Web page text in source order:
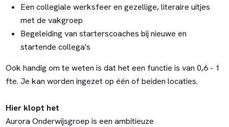
Een collegiale werksfeer en gezellige, literaire uitjes
met de vakgroep
Begeleiding van starterscoaches bij nieuwe en
startende collega's
Ook handig om te weten is dat het een functie is van 0,6 - 1
fte. Je kan worden ingezet op één of beiden locaties.
Hier klopt het
Aurora Onderwijsgroep is een ambitieuze